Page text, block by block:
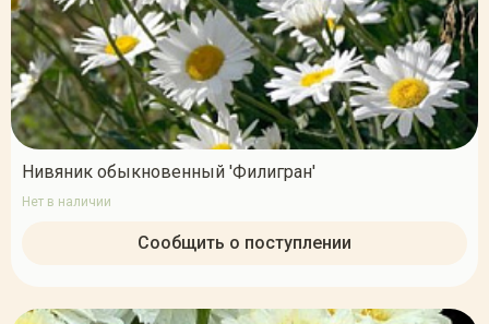
Нивяник обыкновенный 'Филигран'
Нет в наличии
Сообщить о поступлении